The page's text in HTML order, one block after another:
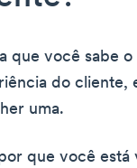
que você sabe
do cliente,
uma.
que você está